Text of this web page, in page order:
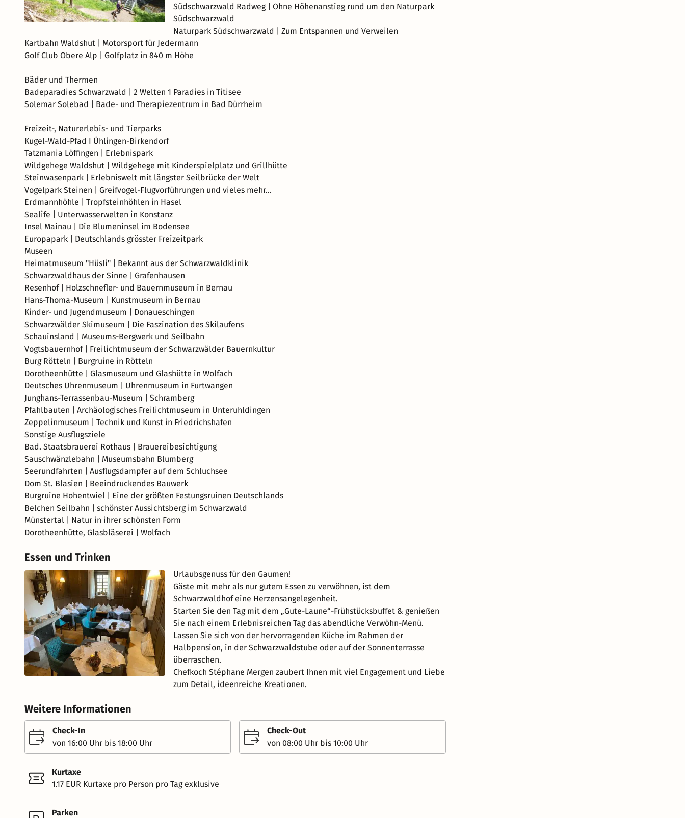
Südschwarzwald Radweg | Ohne Höhenanstieg rund um den Naturpark
Südschwarzwald
Naturpark Südschwarzwald | Zum Entspannen und Verweilen
Kartbahn Waldshut | Motorsport für Jedermann
Golf Club Obere Alp | Golfplatz in 840 m Höhe
Bäder und Thermen
Badeparadies Schwarzwald | 2 Welten 1 Paradies in Titisee
Solemar Solebad | Bade- und Therapiezentrum in Bad Dürrheim
Freizeit-, Naturerlebis- und Tierparks
Kugel-Wald-Pfad I Ühlingen-Birkendorf
Tatzmania Löffingen | Erlebnispark
Wildgehege Waldshut | Wildgehege mit Kinderspielplatz und Grillhütte
Steinwasenpark | Erlebniswelt mit längster Seilbrücke der Welt
Vogelpark Steinen | Greifvogel-Flugvorführungen und vieles mehr...
Erdmannhöhle | Tropfsteinhöhlen in Hasel
Sealife | Unterwasserwelten in Konstanz
Insel Mainau | Die Blumeninsel im Bodensee
Europapark | Deutschlands grösster Freizeitpark
Museen
Heimatmuseum "Hüsli" | Bekannt aus der Schwarzwaldklinik
Schwarzwaldhaus der Sinne | Grafenhausen
Resenhof | Holzschnefler- und Bauernmuseum in Bernau
Hans-Thoma-Museum | Kunstmuseum in Bernau
Kinder- und Jugendmuseum | Donaueschingen
Schwarzwälder Skimuseum | Die Faszination des Skilaufens
Schauinsland | Museums-Bergwerk und Seilbahn
Vogtsbauernhof | Freilichtmuseum der Schwarzwälder Bauernkultur
Burg Rötteln | Burgruine in Rötteln
Dorotheenhütte | Glasmuseum und Glashütte in Wolfach
Deutsches Uhrenmuseum | Uhrenmuseum in Furtwangen
Junghans-Terrassenbau-Museum | Schramberg
Pfahlbauten | Archäologisches Freilichtmuseum in Unteruhldingen
Zeppelinmuseum | Technik und Kunst in Friedrichshafen
Sonstige Ausflugsziele
Bad. Staatsbrauerei Rothaus | Brauereibesichtigung
Sauschwänzlebahn | Museumsbahn Blumberg
Seerundfahrten | Ausflugsdampfer auf dem Schluchsee
Dom St. Blasien | Beeindruckendes Bauwerk
Burgruine Hohentwiel | Eine der größten Festungsruinen Deutschlands
Belchen Seilbahn | schönster Aussichtsberg im Schwarzwald
Münstertal | Natur in ihrer schönsten Form
Dorotheenhütte, Glasbläserei | Wolfach
Essen und Trinken
Urlaubsgenuss für den Gaumen!
Gäste mit mehr als nur gutem Essen zu verwöhnen, ist dem
Schwarzwaldhof eine Herzensangelegenheit.
Starten Sie den Tag mit dem „Gute-Laune“-Frühstücksbuffet & genießen
Sie nach einem Erlebnisreichen Tag das abendliche Verwöhn-Menü.
Lassen Sie sich von der hervorragenden Küche im Rahmen der
Halbpension, in der Schwarzwaldstube oder auf der Sonnenterrasse
überraschen.
Chefkoch Stéphane Mergen zaubert Ihnen mit viel Engagement und Liebe
zum Detail, ideenreiche Kreationen.
Weitere Informationen
Check-In
von 16:00 Uhr bis 18:00 Uhr
Check-Out
von 08:00 Uhr bis 10:00 Uhr
Kurtaxe
1.17 EUR Kurtaxe pro Person pro Tag exklusive
Parken